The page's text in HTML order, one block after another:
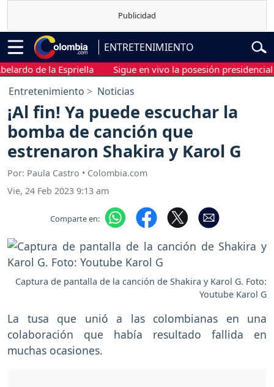
ENTRETENIMIENTO
de la Espriella Sigue en vivo la posesión presidencial de
Entretenimiento Noticias
¡Al fin! Ya puede escuchar la
bomba de canción que
estrenaron Shakira y Karol G
Por: Paula Castro • Colombia.com
Vie, 24 Feb 2023 9:13 am
Comparte en:
Captura de pantalla de la canción de Shakira y Karol G. Foto:
Youtube Karol G
La tusa que unió a las colombianas en una
colaboración que había resultado fallida en
muchas ocasiones.